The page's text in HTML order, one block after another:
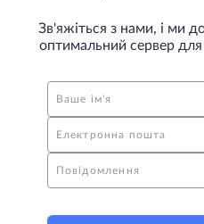
Зв'яжіться з нами, і ми
оптимальний сервер
Ваше ім'я
Електронна пошта
Повідомлення